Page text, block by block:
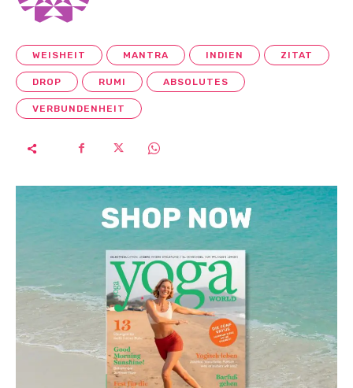
WEISHEIT MANTRA INDIEN ZITAT
DROP RUMI ABSOLUTES
VERBUNDENHEIT